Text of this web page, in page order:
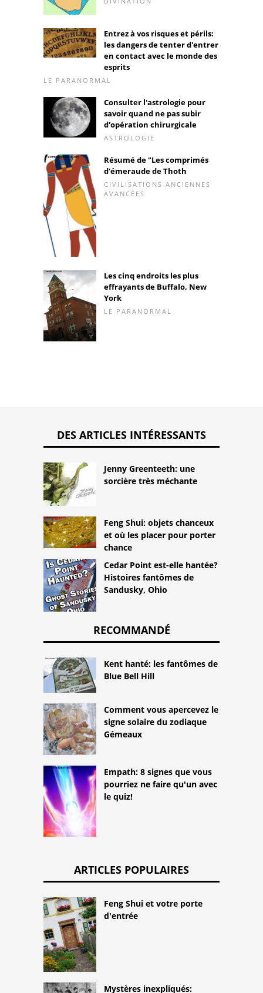
Entrez à vos risques et périls:
les dangers de tenter d'entrer
en contact avec le monde des
esprits
LE PARANORMAL
Consulter l'astrologie pour
savoir quand ne pas subir
d'opération chirurgicale
ASTROLOGIE
Résumé de "Les comprimés
d'émeraude de Thoth
CIVILISATIONS ANCIENNES
AVANCÉES
Les cinq endroits les plus
effrayants de Buffalo, New
York
LE PARANORMAL
DES ARTICLES INTÉRESSANTS
Jenny Greenteeth: une
sorcière très méchante
Feng Shui: objets chanceux
et où les placer pour porter
chance
Cedar Point est-elle hantée?
Histoires fantômes de
Sandusky, Ohio
RECOMMANDÉ
Kent hanté: les fantômes de
Blue Bell Hill
Comment vous apercevez le
signe solaire du zodiaque
Gémeaux
Empath: 8 signes que vous
pourriez ne faire qu'un avec
le quiz!
ARTICLES POPULAIRES
Feng Shui et votre porte
d'entrée
Mystères inexpliqués: